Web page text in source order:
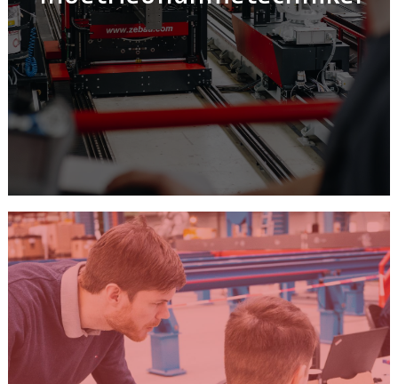
von Maschineninbetriebnahmen legen.
ERFAHRE MEHR ZUM JOB
Lehrlinge